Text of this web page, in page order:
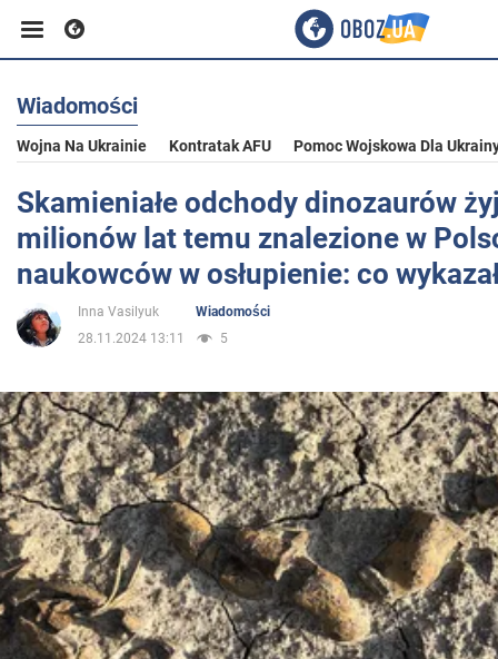
Biznes
Sport
Rozrywka
Życie
Polityka
Społeczeństwo
Wojna na Ukrainie
Świat
Wiadomości
Wojna Na Ukrainie Kontratak AFU Pomoc Wojskowa Dla
Skamieniałe odchody dinozaurów
milionów lat temu znalezione w
naukowców w osłupienie: co
Inna Vasilyuk
Wiadomości
28.11.2024 13:11
5